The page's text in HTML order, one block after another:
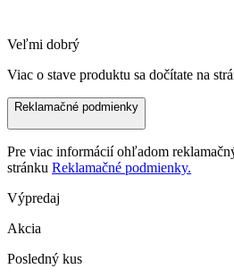
Veľmi dobrý
Viac o stave produktu sa dočítate na
Reklamačné podmienky
Pre viac informácií ohľadom
stránku Reklamačné podmienky.
Výpredaj
Akcia
Posledný kus